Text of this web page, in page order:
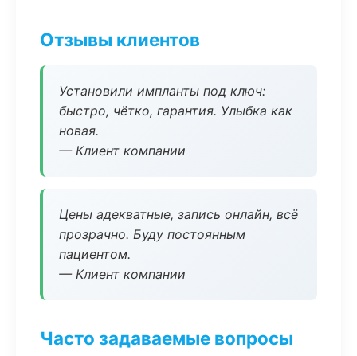
Отзывы клиентов
Установили импланты под ключ:
быстро, чётко, гарантия. Улыбка как
новая.
— Клиент компании
Цены адекватные, запись онлайн, всё
прозрачно. Буду постоянным
пациентом.
— Клиент компании
Часто задаваемые вопросы